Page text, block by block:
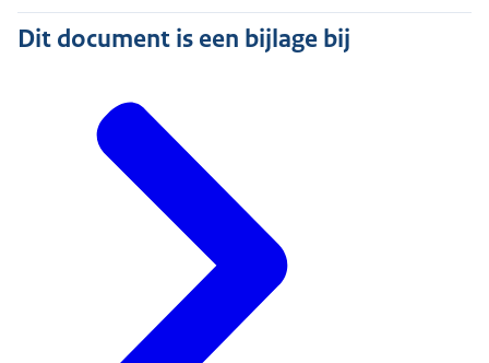
Dit document is een bijlage bij